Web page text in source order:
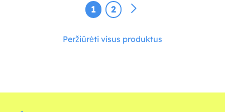
1 2
Peržiūrėti visus produktus